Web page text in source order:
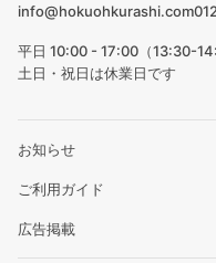
info@hokuohkurashi.com
平日 10:00 - 17:00（13:30-
土日・祝日は休業日です
お知らせ
ご利用ガイド
広告掲載